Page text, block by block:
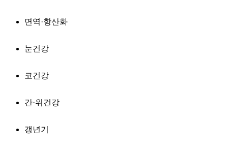
면역·항산화
눈건강
코건강
간·위건강
갱년기